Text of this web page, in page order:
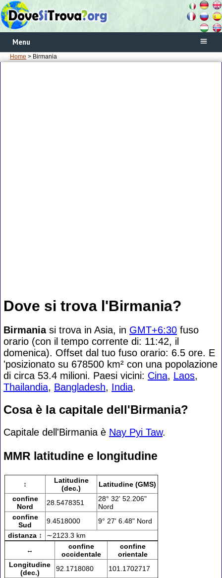
Menu
Home > Birmania
Dove si trova l'Birmania?
Birmaniasi trova in Asia, in GMT+6:30 fuso
orario (con il tempo corrente di: 11:42, il
domenica). Offset dal tuo fuso orario: 6.5 ore. E
'posizionato su 678500 km² con una popolazione
di circa 53.4 milioni. Paesi vicini: Cina, Laos,
Thailandia, Bangladesh, India.
Cosa è la capitale dell'Birmania?
Capitale dell'Birmania è Nay Pyi Taw.
MMR latitudine e longitudine
↕
Latitudine
(dec.)
Latitudine (GMS)
confine
Nord
28.5478351
28° 32' 52.206"
Nord
confine
Sud
9.4518000
9° 27' 6.48" Nord
distanza ↕
∼2123.3 km
↔
confine
occidentale
confine
orientale
Longitudine
(dec.)
92.1718080
101.1702717